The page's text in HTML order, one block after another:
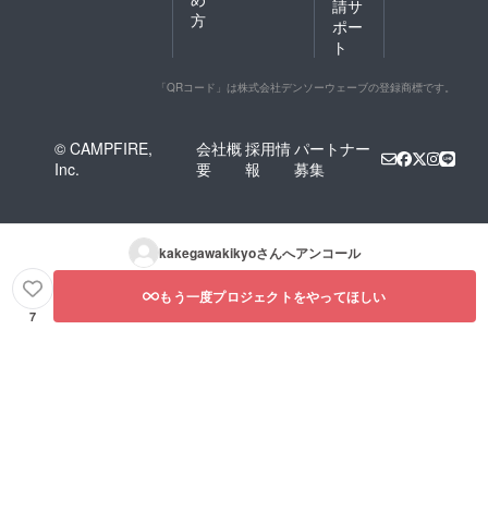
方
請サ
ポー
ト
「QRコード」は株式会社デンソーウェーブの登録商標です。
© CAMPFIRE,
Inc.
会社概
要
採用情
報
パートナー
募集
kakegawakikyoさんへアンコール
7
もう一度プロジェクトをやってほしい